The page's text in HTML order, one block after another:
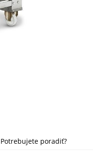
Potrebujete poradiť?